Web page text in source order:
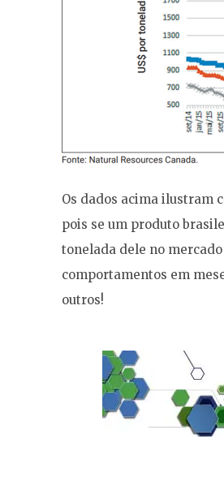
Os dados acima ilustram
pois se um produto
tonelada dele no
comportamentos em
outros!